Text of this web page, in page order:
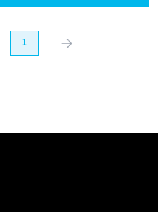
1 próximo